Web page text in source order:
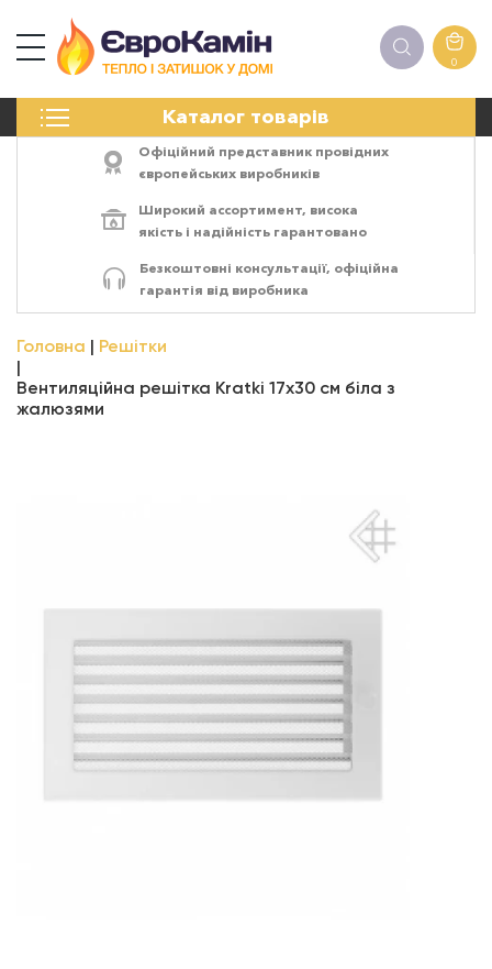
0
Каталог товарів
ПЕЧІ
ЕЛЕКТРОКАМІНИ
АКСЕСУАРИ
Офіційний представник провідних
європейських виробників
Широкий ассортимент, висока
якість і надійність гарантовано
Безкоштовні консультації, офіційна
гарантія від виробника
Головна Решітки
Вентиляційна решітка Kratki 17х30 см біла з
жалюзями